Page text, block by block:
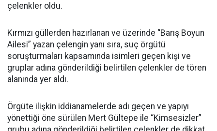
çelenkler oldu.
Kırmızı güllerden hazırlanan ve üzerinde “Barış Boyun
Ailesi” yazan çelengin yanı sıra, suç örgütü
soruşturmaları kapsamında isimleri geçen kişi ve
gruplar adına gönderildiği belirtilen çelenkler de tören
alanında yer aldı.
Örgüte ilişkin iddianamelerde adı geçen ve yapıyı
yönettiği öne sürülen Mert Gültepe ile “Kimsesizler”